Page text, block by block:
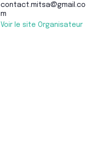
contact.mitsa@gmail.co
m
Voir le site Organisateur